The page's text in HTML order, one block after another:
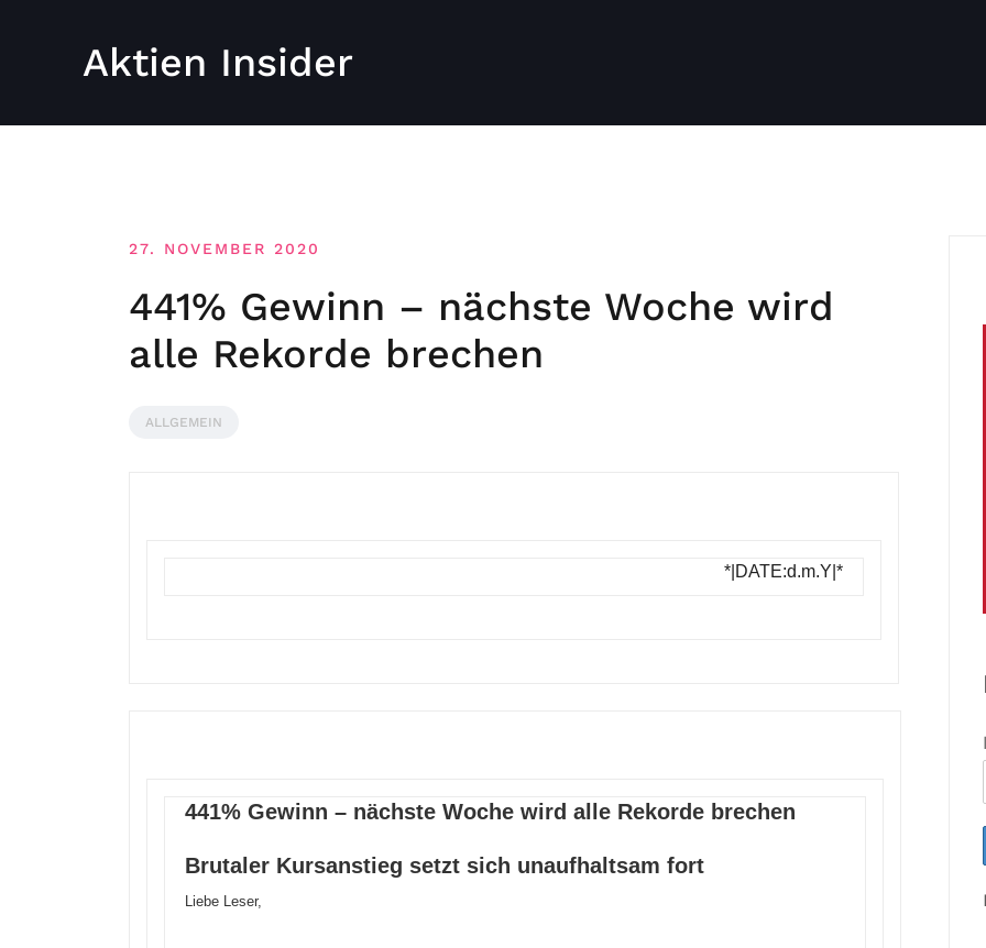
Aktien Insider
27. NOVEMBER 2020
441% Gewinn – nächste Woche wird
alle Rekorde brechen
ALLGEMEIN
*|DATE:d.m.Y|*
441% Gewinn – nächste Woche wird alle Rekorde brechen
Brutaler Kursanstieg setzt sich unaufhaltsam fort
Liebe Leser,